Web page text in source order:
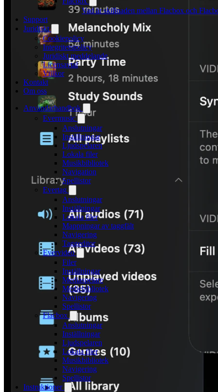
Vad är skillnaden mellan Flacbox och
Support
Juridiskt
Cookiepolicy
Integritetspolicy
Juridiskt meddelande
Licensavtal
Villkor
Kontakt
Om oss
Användarhandbok
Evermusic
Anslutningar
Inställningar
Ljudspelaren
Lokala filer
Musikbibliotek
Navigation
Spellistor
Evertag
Anslutningar
Inställningar
Lokala filer
Mappningar av taggfält
Navigering
Taggeditor
Evervideo
Filer
Inställningar
Mediaspelare
Mediebibliotek
Navigering
Spellistor
Flacbox
Anslutningar
Inställningar
Ljudspelaren
Lokala filer
Musikbibliotek
Navigering
Spellistor
Instruktioner